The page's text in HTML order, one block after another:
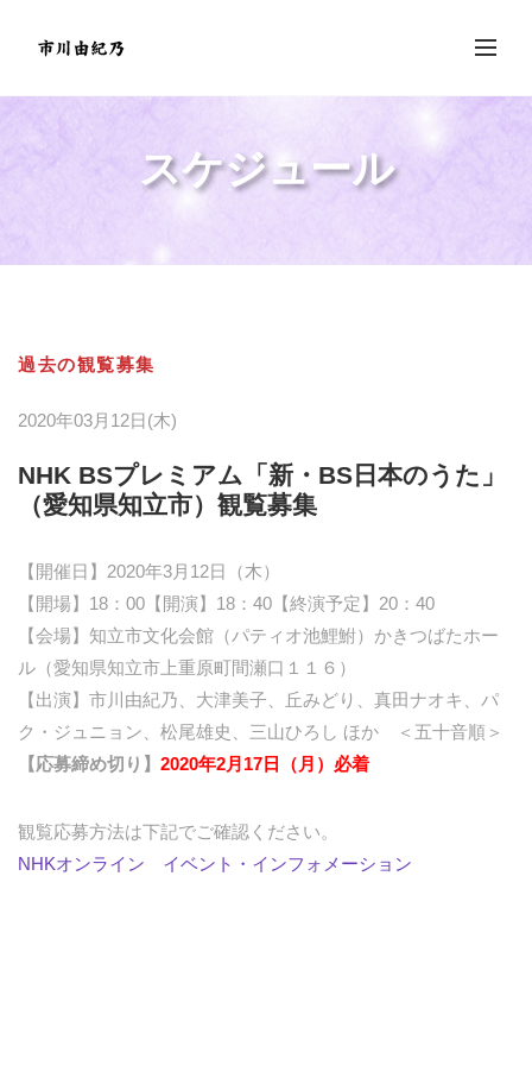
スケジュール
過去の観覧募集
2020年03月12日(木)
NHK BSプレミアム「新・BS日本のうた」
（愛知県知立市）観覧募集
【開催日】2020年3月12日（木）
【開場】18：00【開演】18：40【終演予定】20：40
【会場】知立市文化会館（パティオ池鯉鮒）かきつばたホー
ル（愛知県知立市上重原町間瀬口１１６）
【出演】市川由紀乃、大津美子、丘みどり、真田ナオキ、パ
ク・ジュニョン、松尾雄史、三山ひろし ほか ＜五十音順＞
【応募締め切り】 2020年2月17日（月）必着
観覧応募方法は下記でご確認ください。
NHKオンライン イベント・インフォメーション